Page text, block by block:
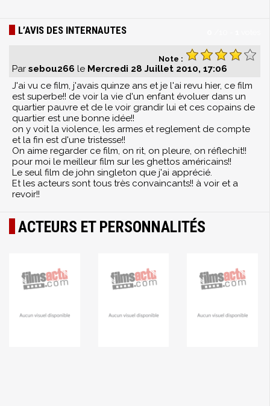
L’AVIS DES INTERNAUTES
Note :
Par sebou266 le Mercredi 28 Juillet 2010, 17:06
J'ai vu ce film, j'avais quinze ans et je l'ai revu hier, ce film
est superbe!! de voir la vie d'un enfant évoluer dans un
quartier pauvre et de le voir grandir lui et ces copains de
quartier est une bonne idée!!
on y voit la violence, les armes et reglement de compte
et la fin est d'une tristesse!!
On aime regarder ce film, on rit, on pleure, on réflechit!!
pour moi le meilleur film sur les ghettos américains!!
Le seul film de john singleton que j'ai apprécié.
Et les acteurs sont tous très convaincants!! à voir et a
revoir!!
ACTEURS ET PERSONNALITÉS